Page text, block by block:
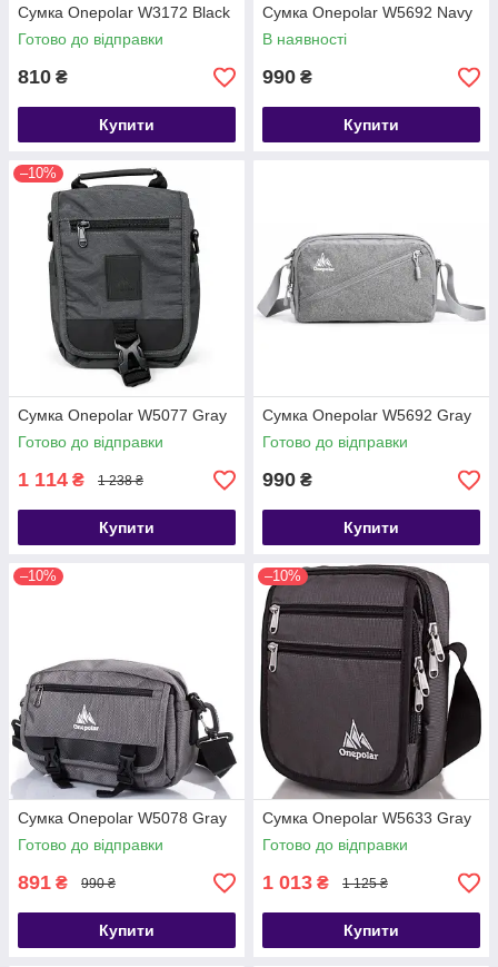
Сумка Onepolar W3172 Black
Готово до відправки
810 ₴
Купити
Сумка Onepolar W5692 Navy
В наявності
990 ₴
Купити
–10%
Сумка Onepolar W5077 Gray
Готово до відправки
1 114 ₴ 1 238 ₴
Купити
Сумка Onepolar W5692 Gray
Готово до відправки
990 ₴
Купити
–10%
Сумка Onepolar W5078 Gray
Готово до відправки
891 ₴ 990 ₴
Купити
–10%
Сумка Onepolar W5633 Gray
Готово до відправки
1 013 ₴ 1 125 ₴
Купити